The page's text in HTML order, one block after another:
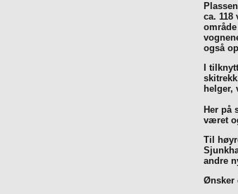
ca. 118
også
I
helger,
Her på
været
Til
andre
Ønsker